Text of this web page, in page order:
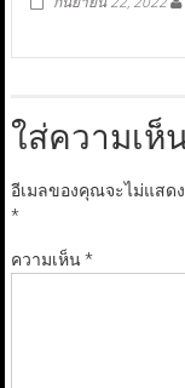
ใส่ความเห็
อีเมลของคุณจะไม่แสด
*
ความเห็น*